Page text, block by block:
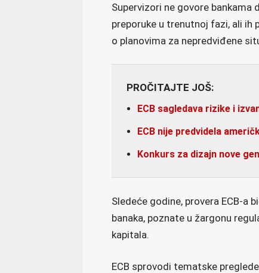
Supervizori ne govore
preporuke u trenutnoj fazi, ali
o planovima za nepredviđene
PROČITAJTE JOŠ:
ECB sagledava rizike i
ECB nije predvidela
Konkurs za dizajn nove
Sledeće godine, provera ECB-a
banaka, poznate u žargonu
kapitala.
ECB sprovodi tematske